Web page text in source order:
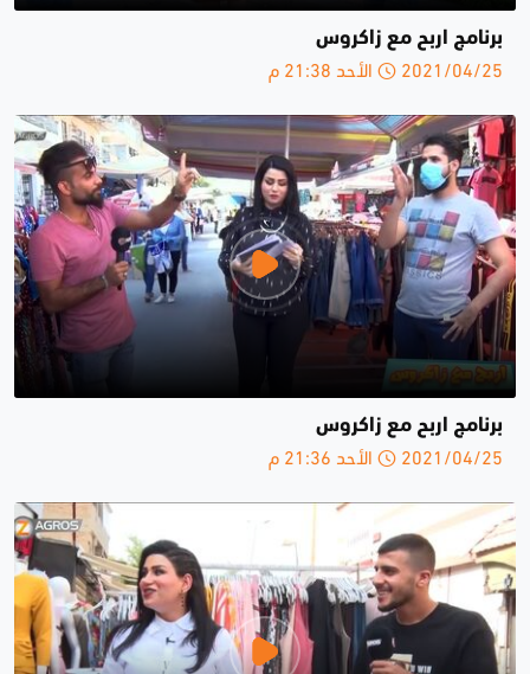
برنامج اربح مع زاكروس
2021/04/25 الأحد 21:38 م
برنامج اربح مع زاكروس
2021/04/25 الأحد 21:36 م